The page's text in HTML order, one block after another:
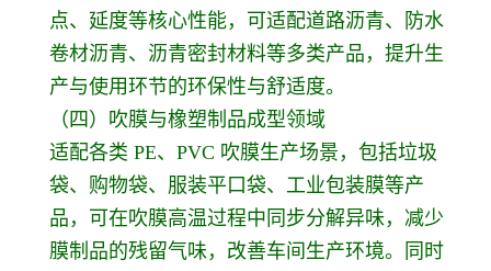
点、延度等核心性能，可适配道路沥青、防水
卷材沥青、沥青密封材料等多类产品，提升生
产与使用环节的环保性与舒适度。
（四）吹膜与橡塑制品成型领域
适配各类 PE、PVC 吹膜生产场景，包括垃圾
袋、购物袋、服装平口袋、工业包装膜等产
品，可在吹膜高温过程中同步分解异味，减少
膜制品的残留气味，改善车间生产环境。同时